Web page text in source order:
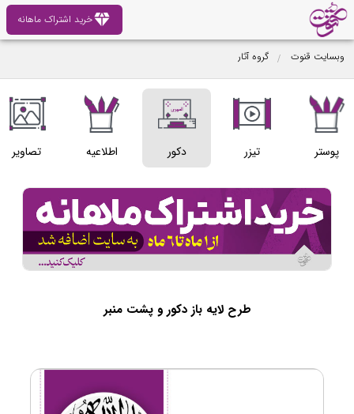
diamondخرید اشتراک ماهانه
پوستر تیزر دکور اطلاعیه تصاویر
طرح لایه باز دکور و پشت منبر
وبسایت قنوت گروه آثار